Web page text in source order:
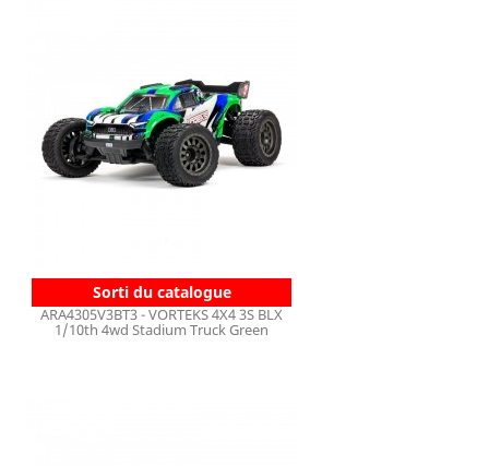
Sorti du catalogue
ARA4305V3BT3 - VORTEKS 4X4 3S BLX
1/10th 4wd Stadium Truck Green